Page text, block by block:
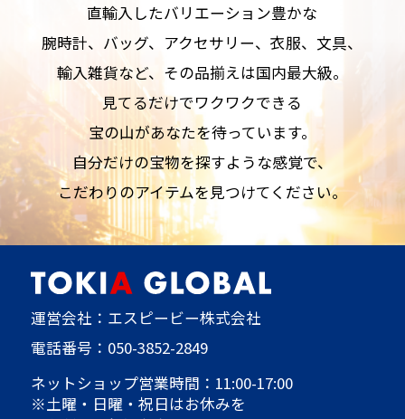
直輸入したバリエーション豊かな
腕時計、バッグ、アクセサリー、衣服、文具、
輸入雑貨など、その品揃えは国内最大級。
見てるだけでワクワクできる
宝の山があなたを待っています。
自分だけの宝物を探すような感覚で、
こだわりのアイテムを見つけてください。
運営会社：エスピービー株式会社
電話番号： 050-3852-2849
ネットショップ営業時間：11:00-17:00
※土曜・日曜・祝日はお休みを